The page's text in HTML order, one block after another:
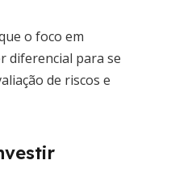
o foco em
diferencial para se
de riscos e